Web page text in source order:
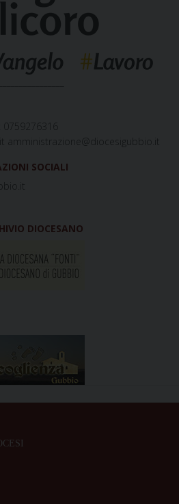
amministrazione@diocesigubbio.it
SOCIALI
DIOCESANO